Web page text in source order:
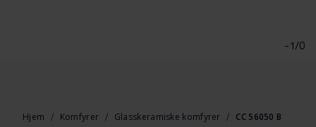
-1/0
Hjem Komfyrer Glasskeramiske komfyrer CC 56050 B